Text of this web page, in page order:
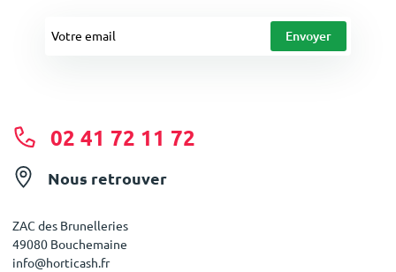
02 41 72 11 72
Nous retrouver
ZAC des Brunelleries
49080 Bouchemaine
info@horticash.fr